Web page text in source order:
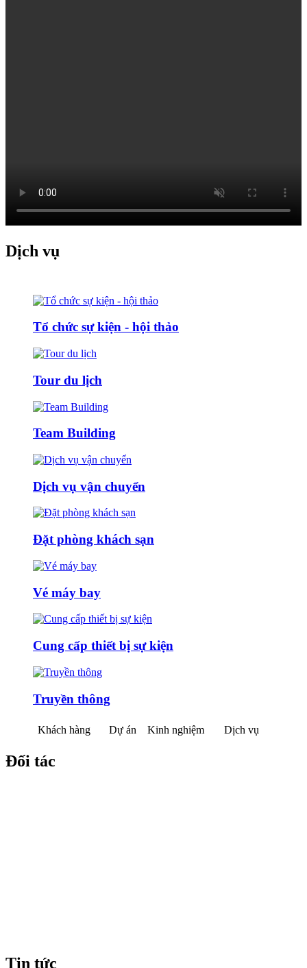
Dịch vụ
Tổ chức sự kiện - hội thảo
Tour du lịch
Team Building
Dịch vụ vận chuyển
Đặt phòng khách sạn
Vé máy bay
Cung cấp thiết bị sự kiện
Truyền thông
Khách hàng Dự án Kinh nghiệm Dịch vụ
Đối tác
Tin tức